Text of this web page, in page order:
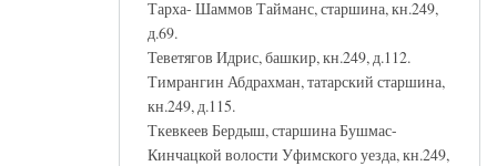
Тарха- Шаммов Тайманс, старшина, кн.249,
д.69.
Теветягов Идрис, башкир, кн.249, д.112.
Тимрангин Абдрахман, татарский старшина,
кн.249, д.115.
Ткевкеев Бердыш, старшина Бушмас-
Кинчацкой волости Уфимского уезда, кн.249,